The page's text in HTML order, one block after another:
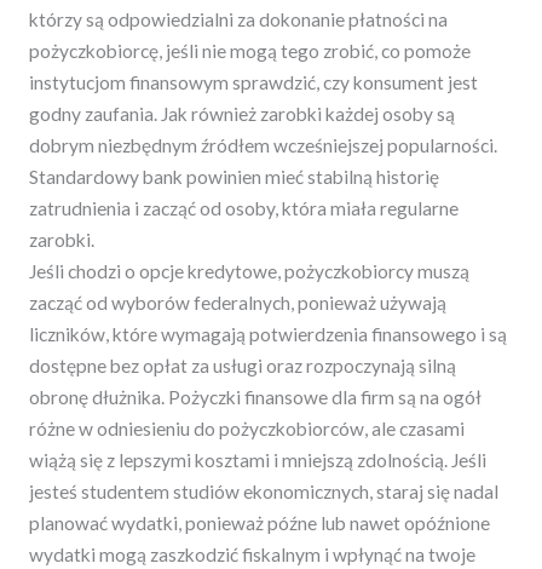
którzy są odpowiedzialni za dokonanie płatności na
pożyczkobiorcę, jeśli nie mogą tego zrobić, co pomoże
instytucjom finansowym sprawdzić, czy konsument jest
godny zaufania. Jak również zarobki każdej osoby są
dobrym niezbędnym źródłem wcześniejszej popularności.
Standardowy bank powinien mieć stabilną historię
zatrudnienia i zacząć od osoby, która miała regularne
zarobki.
Jeśli chodzi o opcje kredytowe, pożyczkobiorcy muszą
zacząć od wyborów federalnych, ponieważ używają
liczników, które wymagają potwierdzenia finansowego i są
dostępne bez opłat za usługi oraz rozpoczynają silną
obronę dłużnika. Pożyczki finansowe dla firm są na ogół
różne w odniesieniu do pożyczkobiorców, ale czasami
wiążą się z lepszymi kosztami i mniejszą zdolnością. Jeśli
jesteś studentem studiów ekonomicznych, staraj się nadal
planować wydatki, ponieważ późne lub nawet opóźnione
wydatki mogą zaszkodzić fiskalnym i wpłynąć na twoje